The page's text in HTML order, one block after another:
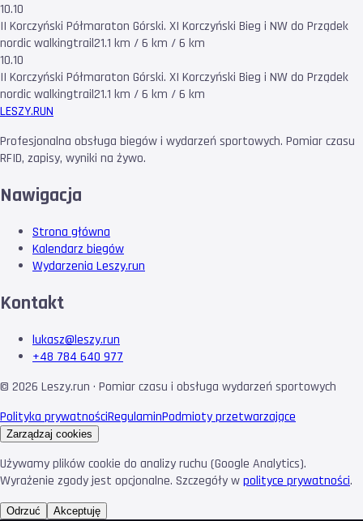
10.10
II Korczyński Półmaraton Górski. XI Korczyński Bieg i NW do Prządek
nordic walkingtrail21.1 km / 6 km / 6 km
10.10
II Korczyński Półmaraton Górski. XI Korczyński Bieg i NW do Prządek
nordic walkingtrail21.1 km / 6 km / 6 km
LESZY.RUN
Profesjonalna obsługa biegów i wydarzeń sportowych. Pomiar czasu
RFID, zapisy, wyniki na żywo.
Nawigacja
Strona główna
Kalendarz biegów
Wydarzenia Leszy.run
Kontakt
lukasz@leszy.run
+48 784 640 977
© 2026 Leszy.run · Pomiar czasu i obsługa wydarzeń sportowych
Polityka prywatnościRegulaminPodmioty przetwarzające
Zarządzaj cookies
Używamy plików cookie do analizy ruchu (Google Analytics).
Wyrażenie zgody jest opcjonalne. Szczegóły wpolityce prywatności.
Odrzuć Akceptuję